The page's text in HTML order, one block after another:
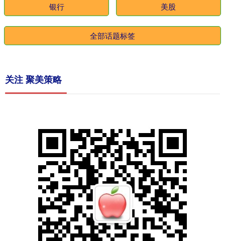
银行 美股
全部话题标签
关注 聚美策略